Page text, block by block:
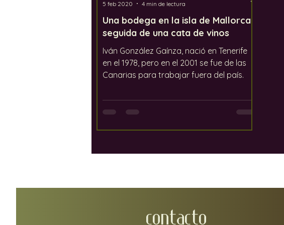
Una bodega en la isla de Mallorca
seguida de una cata de vinos
Iván González Gaínza, nació en Tenerife
en el 1978, pero en el 2001 se fue de las
Canarias para trabajar fuera del país.
5 feb 2020
4 min de lectura
CONTACTO